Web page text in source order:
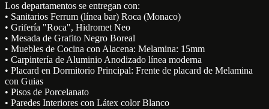
Los departamentos se entregan con:
• Sanitarios Ferrum (línea bar) Roca (Monaco)
• Grifería "Roca", Hidromet Neo
• Mesada de Grafito Negro Boreal
• Muebles de Cocina con Alacena: Melamina: 15mm
• Carpintería de Aluminio Anodizado línea moderna
• Placard en Dormitorio Principal: Frente de placard de Melamina
con Guias
• Pisos de Porcelanato
• Paredes Interiores con Látex color Blanco